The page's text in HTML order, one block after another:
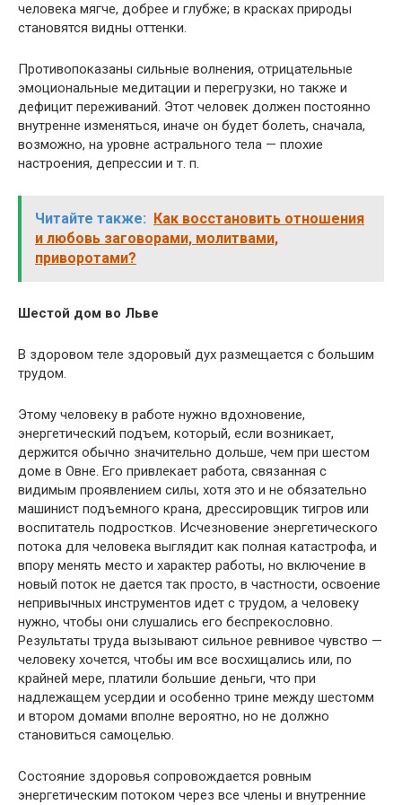
человека мягче, добрее и глубже; в красках природы
становятся видны оттенки.
Противопоказаны сильные волнения, отрицательные
эмоциональные медитации и перегрузки, но также и
дефицит переживаний. Этот человек должен постоянно
внутренне изменяться, иначе он будет болеть, сначала,
возможно, на уровне астрального тела — плохие
настроения, депрессии и т. п.
Читайте также: Как восстановить отношения
и любовь заговорами, молитвами,
приворотами?
Шестой дом во Льве
В здоровом теле здоровый дух размещается с большим
трудом.
Этому человеку в работе нужно вдохновение,
энергетический подъем, который, если возникает,
держится обычно значительно дольше, чем при шестом
доме в Овне. Его привлекает работа, связанная с
видимым проявлением силы, хотя это и не обязательно
машинист подъемного крана, дрессировщик тигров или
воспитатель подростков. Исчезновение энергетического
потока для человека выглядит как полная катастрофа, и
впору менять место и характер работы, но включение в
новый поток не дается так просто, в частности, освоение
непривычных инструментов идет с трудом, а человеку
нужно, чтобы они слушались его беспрекословно.
Результаты труда вызывают сильное ревнивое чувство —
человеку хочется, чтобы им все восхищались или, по
крайней мере, платили большие деньги, что при
надлежащем усердии и особенно трине между шестомм
и втором домами вполне вероятно, но не должно
становиться самоцелью.
Состояние здоровья сопровождается ровным
энергетическим потоком через все члены и внутренние